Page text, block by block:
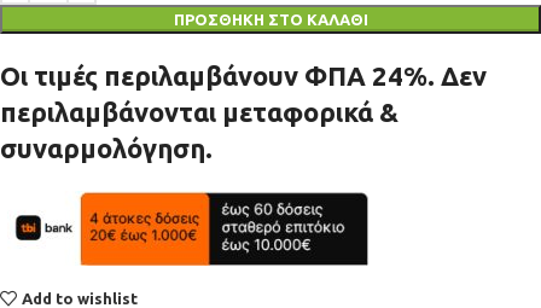
ΠΡΟΣΘΉΚΗ ΣΤΟ ΚΑΛΆΘΙ
Οι τιμές περιλαμβάνουν ΦΠΑ 24%. Δεν
περιλαμβάνονται μεταφορικά &
συναρμολόγηση.
Add to wishlist